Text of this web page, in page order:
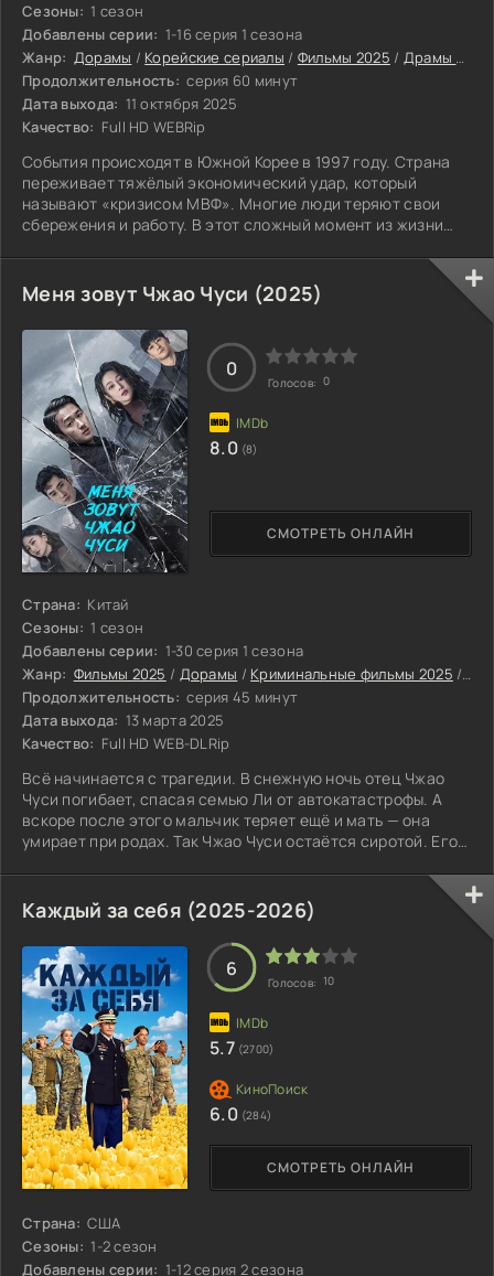
Сезоны: 1 сезон
Добавлены серии: 1-16 серия 1 сезона
Жанр: Дорамы / Корейские сериалы / Фильмы 2025 / Драмы 2025
Продолжительность: серия 60 минут
Дата выхода: 11 октября 2025
Качество: Full HD WEBRip
События происходят в Южной Корее в 1997 году. Страна
переживает тяжёлый экономический удар, который
называют «кризисом МВФ». Многие люди теряют свои
сбережения и работу. В этот сложный момент из жизни
Меня зовут Чжао Чуси (2025)
Страна: Китай
Сезоны: 1 сезон
Добавлены серии: 1-30 серия 1 сезона
Жанр: Фильмы 2025 / Дорамы / Криминальные фильмы 2025 /
Продолжительность: серия 45 минут
Дата выхода: 13 марта 2025
Качество: Full HD WEB-DLRip
Всё начинается с трагедии. В снежную ночь отец Чжао
Чуси погибает, спасая семью Ли от автокатастрофы. А
вскоре после этого мальчик теряет ещё и мать — она
умирает при родах. Так Чжао Чуси остаётся сиротой. Его
СМОТРЕТЬ ОНЛАЙН
0
Голосов: 0
8.0 (8)
Каждый за себя (2025-2026)
Страна: США
Сезоны: 1-2 сезон
Добавлены серии: 1-12 серия 2 сезона
СМОТРЕТЬ ОНЛАЙН
6
Голосов: 10
5.7 (2700)
6.0 (284)